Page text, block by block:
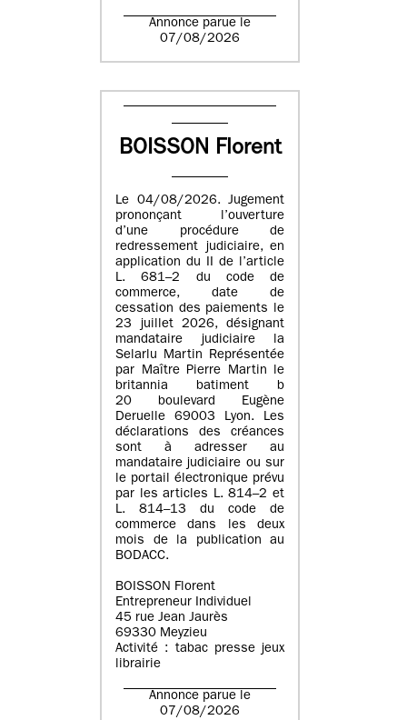
Annonce parue le
07/08/2026
BOISSON Florent
Le 04/08/2026. Jugement
prononçant l’ouverture
d’une procédure de
redressement judiciaire, en
application du II de l’article
L. 681–2 du code de
commerce, date de
cessation des paiements le
23 juillet 2026, désignant
mandataire judiciaire la
Selarlu Martin Représentée
par Maître Pierre Martin le
britannia batiment b
20 boulevard Eugène
Deruelle 69003 Lyon. Les
déclarations des créances
sont à adresser au
mandataire judiciaire ou sur
le portail électronique prévu
par les articles L. 814–2 et
L. 814–13 du code de
commerce dans les deux
mois de la publication au
BODACC.
BOISSON Florent
Entrepreneur Individuel
45 rue Jean Jaurès
69330 Meyzieu
Activité : tabac presse jeux
librairie
Annonce parue le
07/08/2026